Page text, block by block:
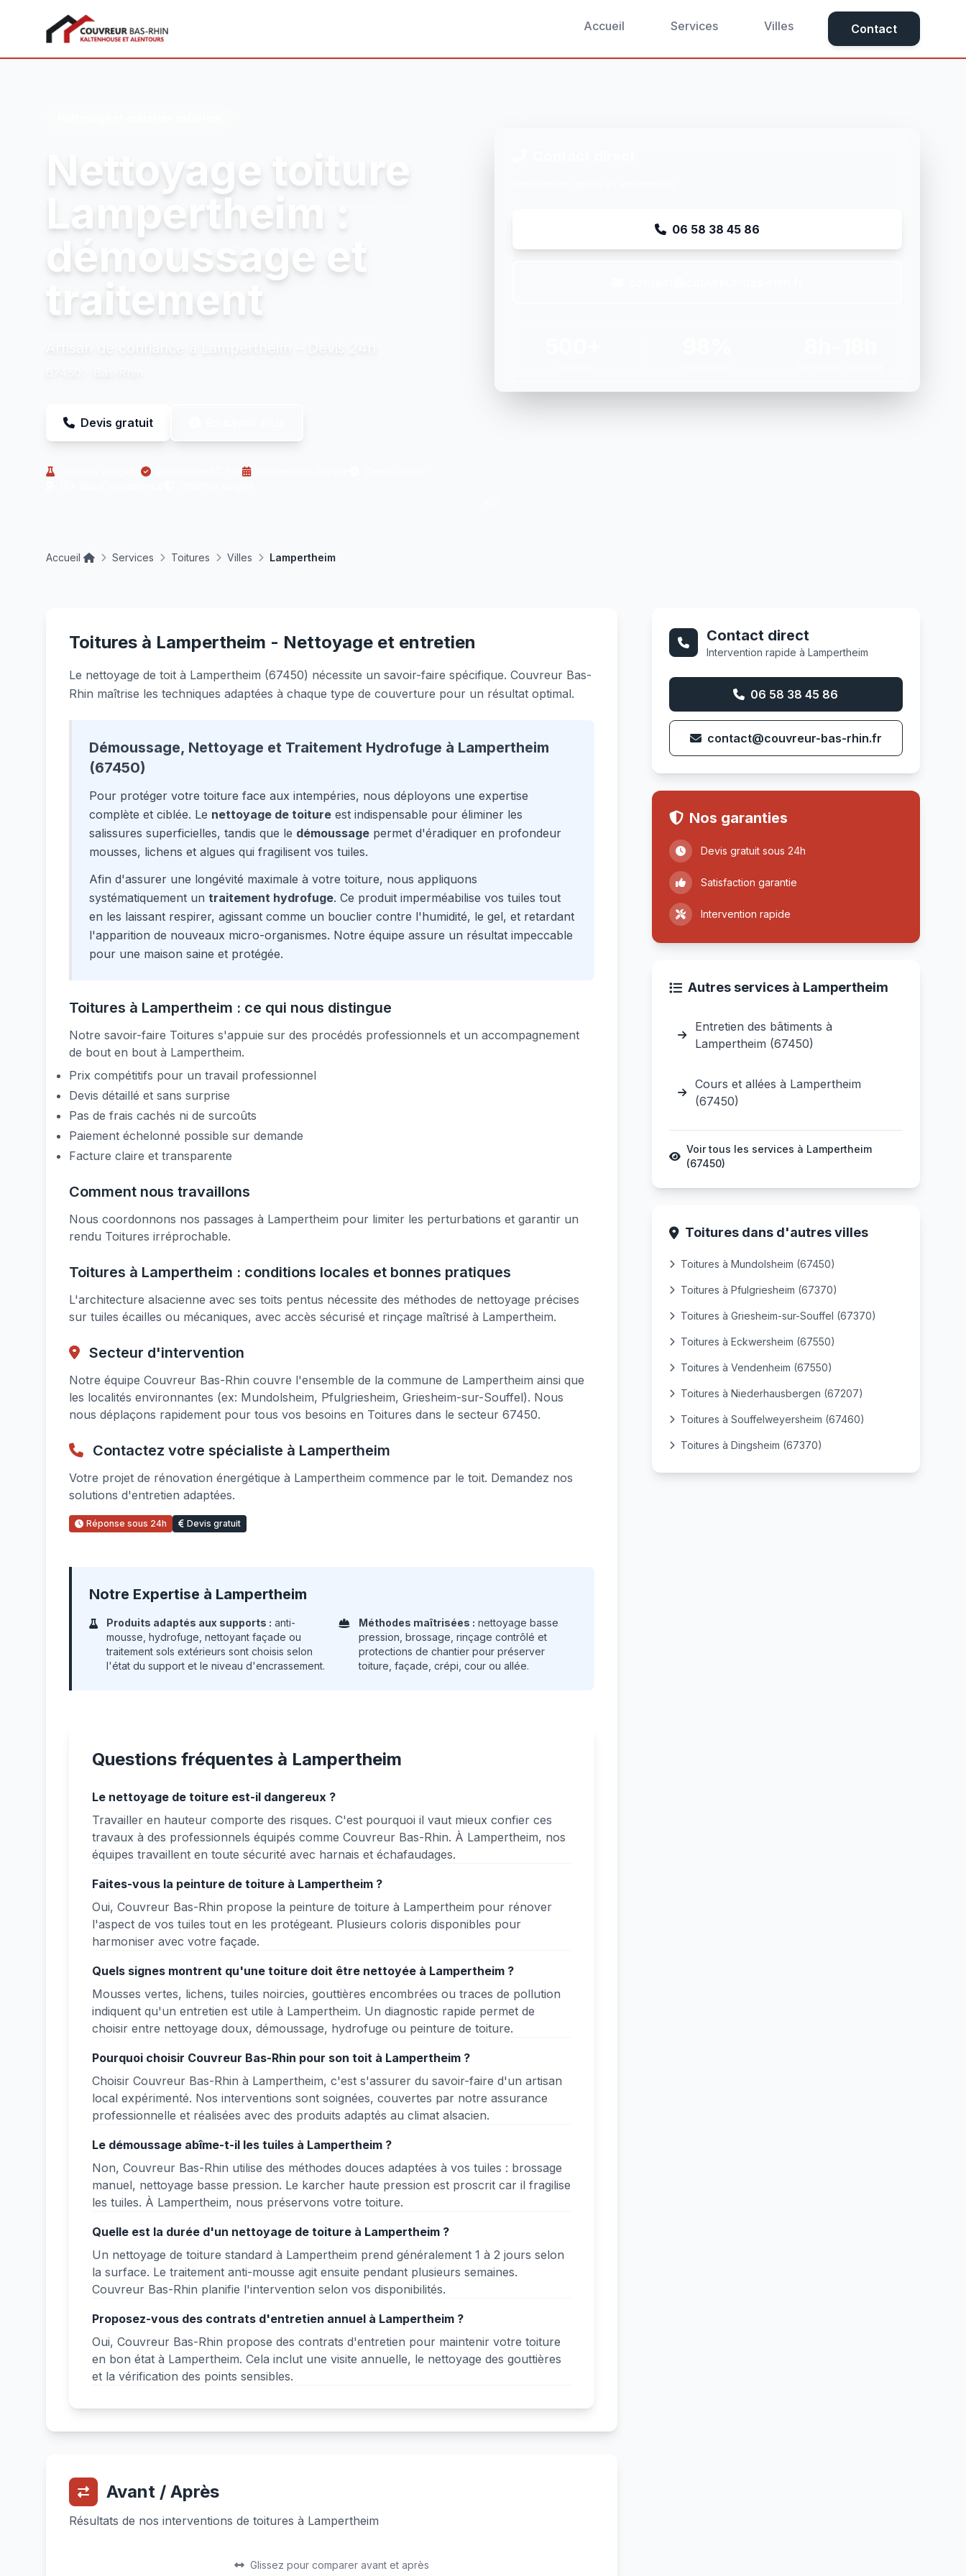
Couvreur Bas-Rhin
Accueil Services Villes Contact
Nettoyage toiture
Lampertheim :
démoussage et
traitement
Devis gratuit
06 58 38 45 86
Accueil Services Toitures Villes Lampertheim
Toitures à Lampertheim - Nettoyage et entretien
Le nettoyage de toit à Lampertheim (67450) nécessite un savoir-faire spécifique. Couvreur Bas-
Rhin maîtrise les techniques adaptées à chaque type de couverture pour un résultat optimal.
Démoussage, Nettoyage et Traitement Hydrofuge à Lampertheim
(67450)
Pour protéger votre toiture face aux intempéries, nous déployons une expertise
complète et ciblée. Le nettoyage de toiture est indispensable pour éliminer les
salissures superficielles, tandis que le démoussage permet d'éradiquer en profondeur
mousses, lichens et algues qui fragilisent vos tuiles.
Afin d'assurer une longévité maximale à votre toiture, nous appliquons
systématiquement un traitement hydrofuge. Ce produit imperméabilise vos tuiles tout
en les laissant respirer, agissant comme un bouclier contre l'humidité, le gel, et retardant
l'apparition de nouveaux micro-organismes. Notre équipe assure un résultat impeccable
pour une maison saine et protégée.
Toitures à Lampertheim : ce qui nous distingue
Notre savoir-faire Toitures s'appuie sur des procédés professionnels et un accompagnement
de bout en bout à Lampertheim.
Prix compétitifs pour un travail professionnel
Devis détaillé et sans surprise
Pas de frais cachés ni de surcoûts
Paiement échelonné possible sur demande
Facture claire et transparente
Comment nous travaillons
Nous coordonnons nos passages à Lampertheim pour limiter les perturbations et garantir un
rendu Toitures irréprochable.
Toitures à Lampertheim : conditions locales et bonnes pratiques
L'architecture alsacienne avec ses toits pentus nécessite des méthodes de nettoyage précises
sur tuiles écailles ou mécaniques, avec accès sécurisé et rinçage maîtrisé à Lampertheim.
Secteur d'intervention
Notre équipe Couvreur Bas-Rhin couvre l'ensemble de la commune de Lampertheim ainsi que
les localités environnantes (ex: Mundolsheim, Pfulgriesheim, Griesheim-sur-Souffel). Nous
nous déplaçons rapidement pour tous vos besoins en Toitures dans le secteur 67450.
Contactez votre spécialiste à Lampertheim
Votre projet de rénovation énergétique à Lampertheim commence par le toit. Demandez nos
solutions d'entretien adaptées.
Réponse sous 24h Devis gratuit
Notre Expertise à Lampertheim
Produits adaptés aux supports : anti-
mousse, hydrofuge, nettoyant façade ou
traitement sols extérieurs sont choisis selon
l'état du support et le niveau d'encrassement.
Méthodes maîtrisées : nettoyage basse
pression, brossage, rinçage contrôlé et
protections de chantier pour préserver
toiture, façade, crépi, cour ou allée.
Questions fréquentes à Lampertheim
Le nettoyage de toiture est-il dangereux ?
Travailler en hauteur comporte des risques. C'est pourquoi il vaut mieux confier ces
travaux à des professionnels équipés comme Couvreur Bas-Rhin. À Lampertheim, nos
équipes travaillent en toute sécurité avec harnais et échafaudages.
Faites-vous la peinture de toiture à Lampertheim ?
Oui, Couvreur Bas-Rhin propose la peinture de toiture à Lampertheim pour rénover
l'aspect de vos tuiles tout en les protégeant. Plusieurs coloris disponibles pour
harmoniser avec votre façade.
Quels signes montrent qu'une toiture doit être nettoyée à Lampertheim ?
Mousses vertes, lichens, tuiles noircies, gouttières encombrées ou traces de pollution
indiquent qu'un entretien est utile à Lampertheim. Un diagnostic rapide permet de
choisir entre nettoyage doux, démoussage, hydrofuge ou peinture de toiture.
Pourquoi choisir Couvreur Bas-Rhin pour son toit à Lampertheim ?
Choisir Couvreur Bas-Rhin à Lampertheim, c'est s'assurer du savoir-faire d'un artisan
local expérimenté. Nos interventions sont soignées, couvertes par notre assurance
professionnelle et réalisées avec des produits adaptés au climat alsacien.
Le démoussage abîme-t-il les tuiles à Lampertheim ?
Non, Couvreur Bas-Rhin utilise des méthodes douces adaptées à vos tuiles : brossage
manuel, nettoyage basse pression. Le karcher haute pression est proscrit car il fragilise
les tuiles. À Lampertheim, nous préservons votre toiture.
Quelle est la durée d'un nettoyage de toiture à Lampertheim ?
Un nettoyage de toiture standard à Lampertheim prend généralement 1 à 2 jours selon
la surface. Le traitement anti-mousse agit ensuite pendant plusieurs semaines.
Couvreur Bas-Rhin planifie l'intervention selon vos disponibilités.
Proposez-vous des contrats d'entretien annuel à Lampertheim ?
Oui, Couvreur Bas-Rhin propose des contrats d'entretien pour maintenir votre toiture
en bon état à Lampertheim. Cela inclut une visite annuelle, le nettoyage des gouttières
et la vérification des points sensibles.
Avant / Après
Résultats de nos interventions de toitures à Lampertheim
Après Avant
Glissez pour comparer avant et après
Contact direct
Intervention rapide à Lampertheim
06 58 38 45 86
contact@couvreur-bas-rhin.fr
Nos garanties
Devis gratuit sous 24h
Satisfaction garantie
Intervention rapide
Autres services à Lampertheim
Entretien des bâtiments à
Lampertheim (67450)
Cours et allées à Lampertheim
(67450)
Voir tous les services à Lampertheim
(67450)
Toitures dans d'autres villes
Toitures à Mundolsheim (67450)
Toitures à Pfulgriesheim (67370)
Toitures à Griesheim-sur-Souffel (67370)
Toitures à Eckwersheim (67550)
Toitures à Vendenheim (67550)
Toitures à Niederhausbergen (67207)
Toitures à Souffelweyersheim (67460)
Toitures à Dingsheim (67370)